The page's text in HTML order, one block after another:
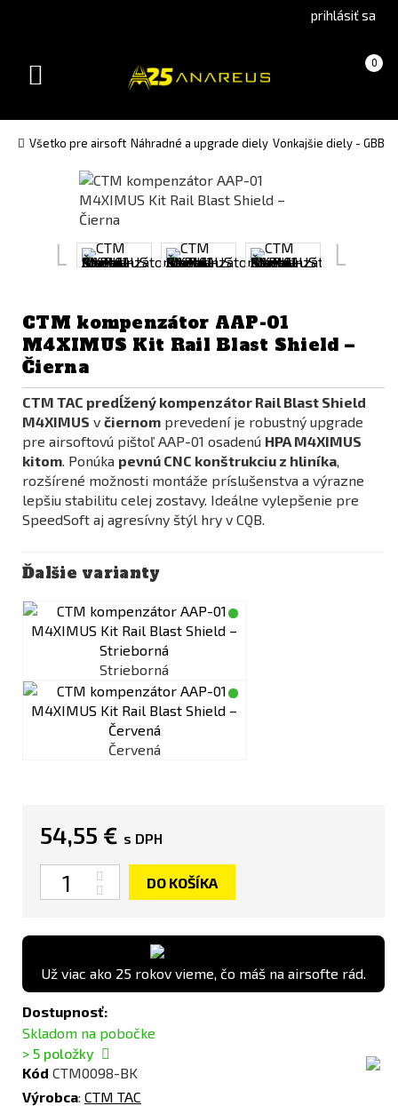
(Czech)version
prihlásiť sa
Košík 0
(prázdny)
Toggle
Všetko pre airsoft Náhradné a upgrade diely Vonkajšie diely - GBB
CTM kompenzátor AAP-01
M4XIMUS Kit Rail Blast Shield –
Čierna
CTM TAC predĺžený kompenzátor Rail Blast Shield
M4XIMUS v čiernom prevedení je robustný upgrade
pre airsoftovú pištoľ AAP-01 osadenú HPA M4XIMUS
kitom. Ponúka pevnú CNC konštrukciu z hliníka,
rozšírené možnosti montáže príslušenstva a výrazne
lepšiu stabilitu celej zostavy. Ideálne vylepšenie pre
SpeedSoft aj agresívny štýl hry v CQB.
Ďalšie varianty
Strieborná
Červená
54,55 € s DPH
Množstvo
DO KOŠÍKA
Už viac ako 25 rokov vieme, čo máš na airsofte rád.
Dostupnosť:
Skladom na pobočke
> 5 položky
Kód CTM0098-BK
Výrobca: CTM TAC